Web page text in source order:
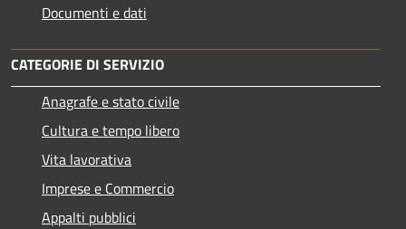
Documenti e dati
CATEGORIE DI SERVIZIO
Anagrafe e stato civile
Cultura e tempo libero
Vita lavorativa
Imprese e Commercio
Appalti pubblici